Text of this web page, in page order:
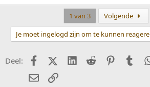
1 van 3 Volgende
Je moet ingelogd zijn om te kunnen
Deel: FacebookX (Twitter)
LinkedIn
Reddit Pinterest
E-mailkoppeling